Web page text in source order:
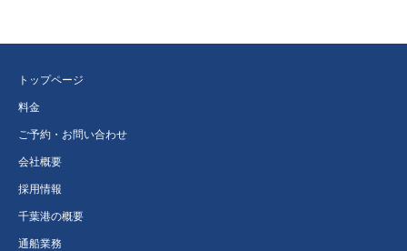
トップページ
料金
ご予約・お問い合わせ
会社概要
採用情報
千葉港の概要
通船業務